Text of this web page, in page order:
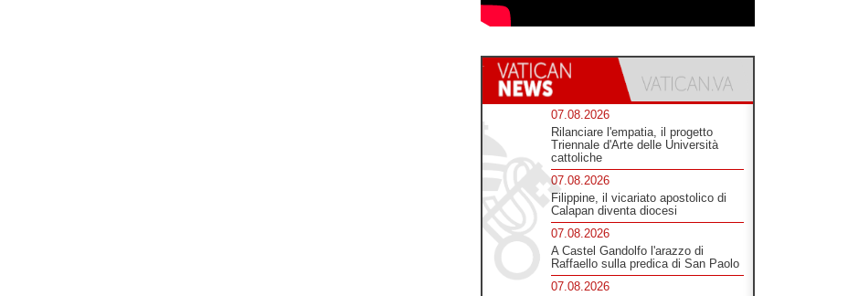
07.08.2026
Rilanciare l'empatia, il progetto
Triennale d'Arte delle Università
cattoliche
07.08.2026
Filippine, il vicariato apostolico di
Calapan diventa diocesi
07.08.2026
A Castel Gandolfo l'arazzo di
Raffaello sulla predica di San Paolo
07.08.2026